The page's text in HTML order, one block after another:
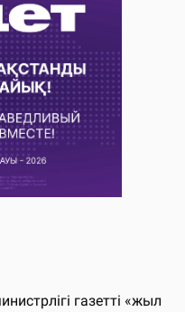
газетті «жыл